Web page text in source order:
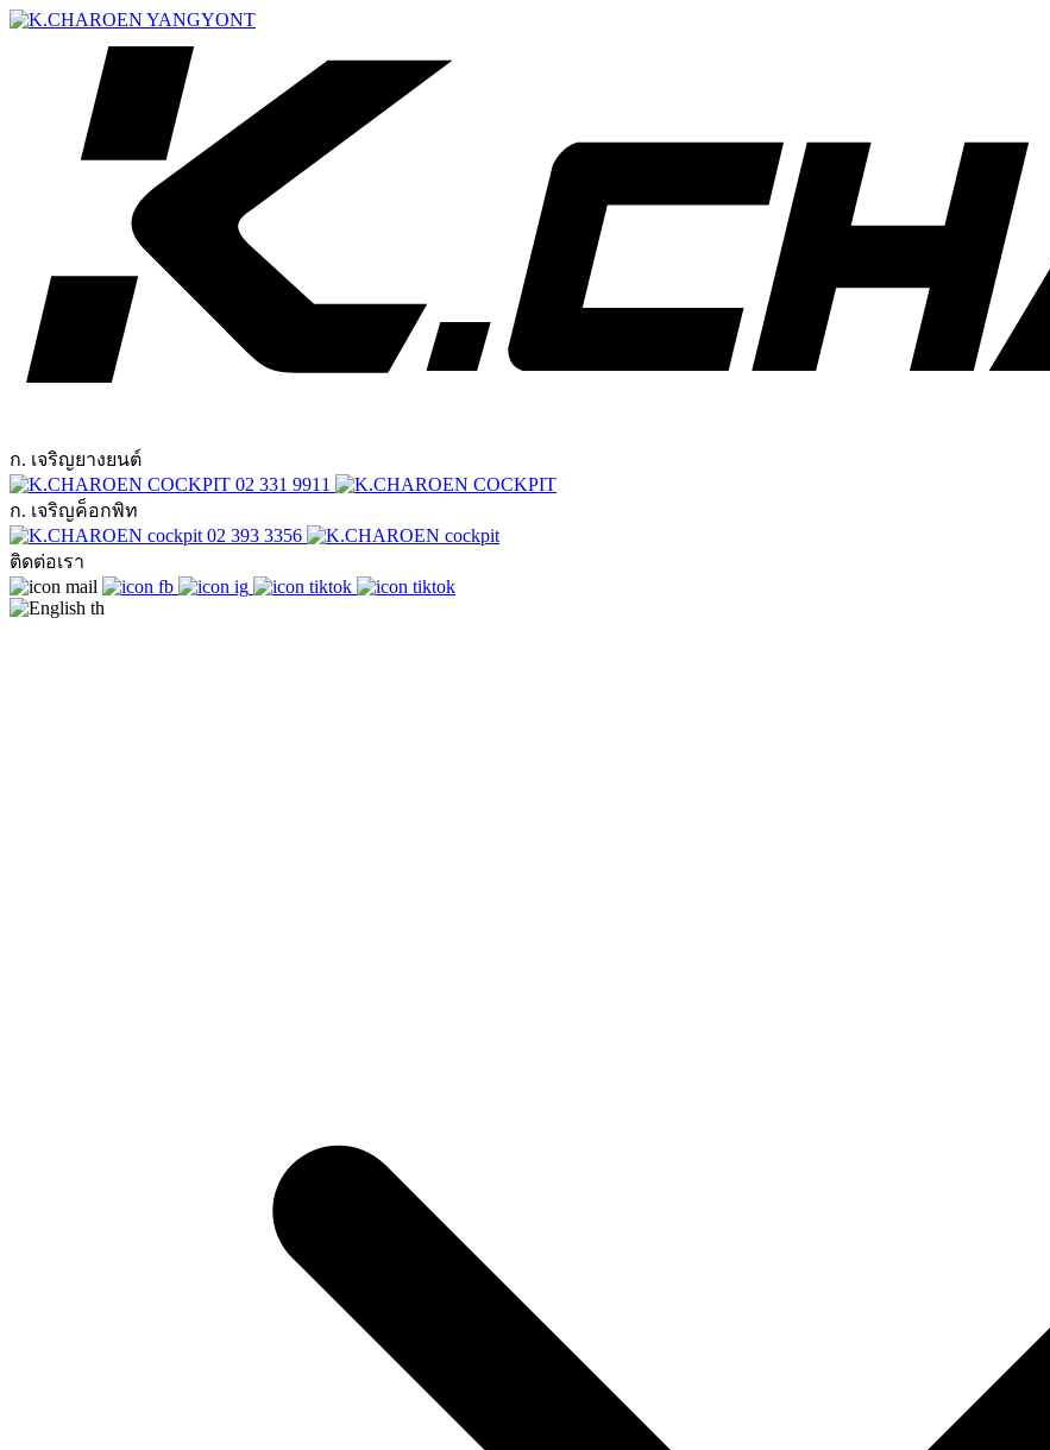
ก. เจริญยางยนต์
02 331 9911
ก. เจริญค็อกพิท
02 393 3356
ติดต่อเรา
th